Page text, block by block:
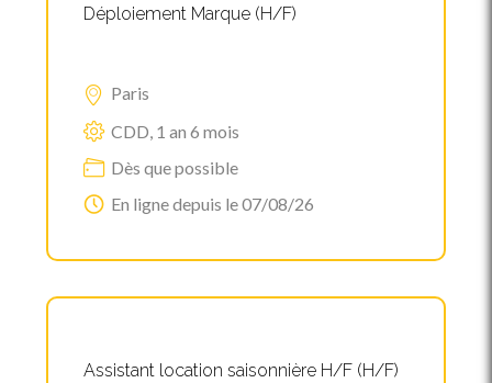
Déploiement Marque (H/F)
Paris
CDD, 1 an 6 mois
Dès que possible
En ligne depuis le 07/08/26
Assistant location saisonnière H/F (H/F)